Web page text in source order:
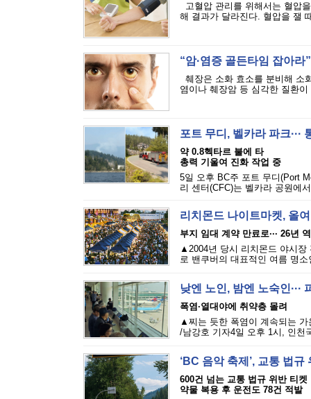
고혈압 관리를 위해서는 혈압
해 결과가 달라진다. 혈압을 잴
“암·염증 골든타임 잡아라
췌장은 소화 효소를 분비해 소
염이나 췌장암 등 심각한 질환
포트 무디, 벨카라 파크···
약 0.8헥타르 불에 타
총력 기울여 진화 작업 중
5일 오후 BC주 포트 무디(Port
리 센터(CFC)는 벨카라 공원에
리치몬드 나이트마켓, 올
부지 임대 계약 만료로··· 26년
▲2004년 당시 리치몬드 야시장
로 밴쿠버의 대표적인 여름 명
낮엔 노인, 밤엔 노숙인
폭염·열대야에 취약층 몰려
▲찌는 듯한 폭염이 계속되는 가
/남강호 기자4일 오후 1시, 인천
‘BC 음악 축제’, 교통 법
600건 넘는 교통 법규 위반 티켓
약물 복용 후 운전도 78건 적발